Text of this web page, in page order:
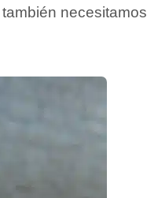
necesitamos